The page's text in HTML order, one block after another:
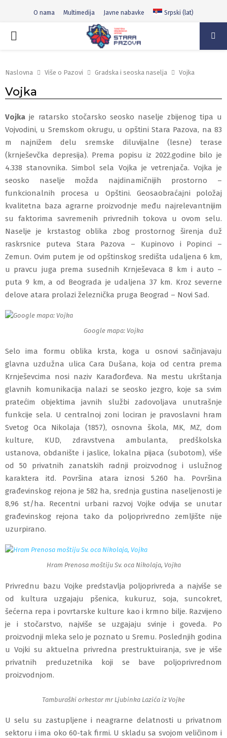
O nama Multimedija Javne nabavke Srpski (lat)
PRIMARY
Naslovna Više o Pazovi Gradska i seoska naselja Vojka
Vojka
Vojka je ratarsko stočarsko seosko naselje zbijenog tipa u
Vojvodini, u Sremskom okrugu, u opštini Stara Pazova, na 83
m najnižem delu sremske diluvijalne (lesne) terase
(krnješevčka depresija). Prema popisu iz 2022.godine bilo je
4.338 stanovnika. Simbol sela Vojka je vetrenjača. Vojka je
seosko naselje možda najdinamičnijih prostorno –
funkcionalnih procesa u Opštini. Geosaobraćajni položaj
kvalitetna baza agrarne proizvodnje među najrelevantnijim
su faktorima savremenih privrednih tokova u ovom selu.
Naselje je krstastog oblika zbog prostornog širenja duž
raskrsnice puteva Stara Pazova – Kupinovo i Popinci –
Zemun. Ovim putem je od opštinskog središta udaljena 6 km,
u pravcu juga prema susednih Krnješevaca 8 km i auto –
puta 9 km, a od Beograda je udaljena 37 km. Kroz severne
delove atara prolazi železnička pruga Beograd – Novi Sad.
Google mapa: Vojka
Selo ima formu oblika krsta, koga u osnovi sačinjavaju
glavna uzdužna ulica Cara Dušana, koja od centra prema
Krnješevcima nosi naziv Karađorđeva. Na mestu ukrštanja
glavnih komunikacija nalazi se seosko jezgro, koje sa svim
pratećim objektima javnih službi zadovoljava unutrašnje
funkcije sela. U centralnoj zoni lociran je pravoslavni hram
Svetog Oca Nikolaja (1857), osnovna škola, MK, MZ, dom
kulture, KUD, zdravstvena ambulanta, predškolska
ustanova, obdanište i jaslice, lokalna pijaca (subotom), više
od 50 privatnih zanatskih radnji proizvodnog i uslužnog
karaktera itd. Površina atara iznosi 5.260 ha. Površina
građevinskog rejona je 582 ha, srednja gustina naseljenosti je
8,96 st/ha. Recentni urbani razvoj Vojke odvija se unutar
građevinskog rejona tako da poljoprivredno zemljište nije
uzurpirano.
Hram Prenosa moštiju Sv. oca Nikolaja, Vojka
Privrednu bazu Vojke predstavlja poljoprivreda a najviše se
od kultura uzgajaju pšenica, kukuruz, soja, suncokret,
šećerna repa i povrtarske kulture kao i krmno bilje. Razvijeno
je i stočarstvo, najviše se uzgajaju svinje i goveda. Po
proizvodnji mleka selo je poznato u Sremu. Poslednjih godina
u Vojki su aktuelna privredna prestruktuiranja, sve je više
privatnih preduzetnika koji se bave poljoprivrednom
proizvodnjom.
Tamburaški orkestar mr Ljubinka Lazića iz Vojke
U selu su zastupljene i neagrarne delatnosti u privatnom
sektoru i ima oko 60-tak firmi. U skladu sa svojom veličinom i